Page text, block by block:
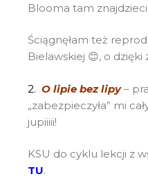
Blooma tam
Ściągnęłam też
Bielawskiej 😊, o dzięki
2. O lipie bez lipy–
„zabezpieczyła” mi
jupiiiii!
KSU do cyklu lekcji z
TU.